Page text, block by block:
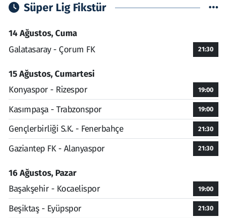
Süper Lig Fikstür
14 Ağustos, Cuma
Galatasaray - Çorum FK
21:30
15 Ağustos, Cumartesi
Konyaspor - Rizespor
19:00
Kasımpaşa - Trabzonspor 19:00
Gençlerbirliği S.K. - Fenerbahçe 21:30
Gaziantep FK - Alanyaspor 21:30
16 Ağustos, Pazar
Başakşehir - Kocaelispor
19:00
Beşiktaş - Eyüpspor 21:30